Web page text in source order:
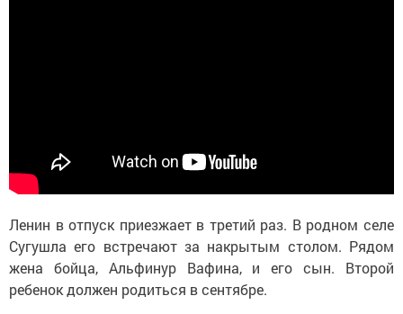
Ленин в отпуск приезжает в третий раз. В родном селе
Сугушла его встречают за накрытым столом. Рядом
жена бойца, Альфинур Вафина, и его сын. Второй
ребенок должен родиться в сентябре.